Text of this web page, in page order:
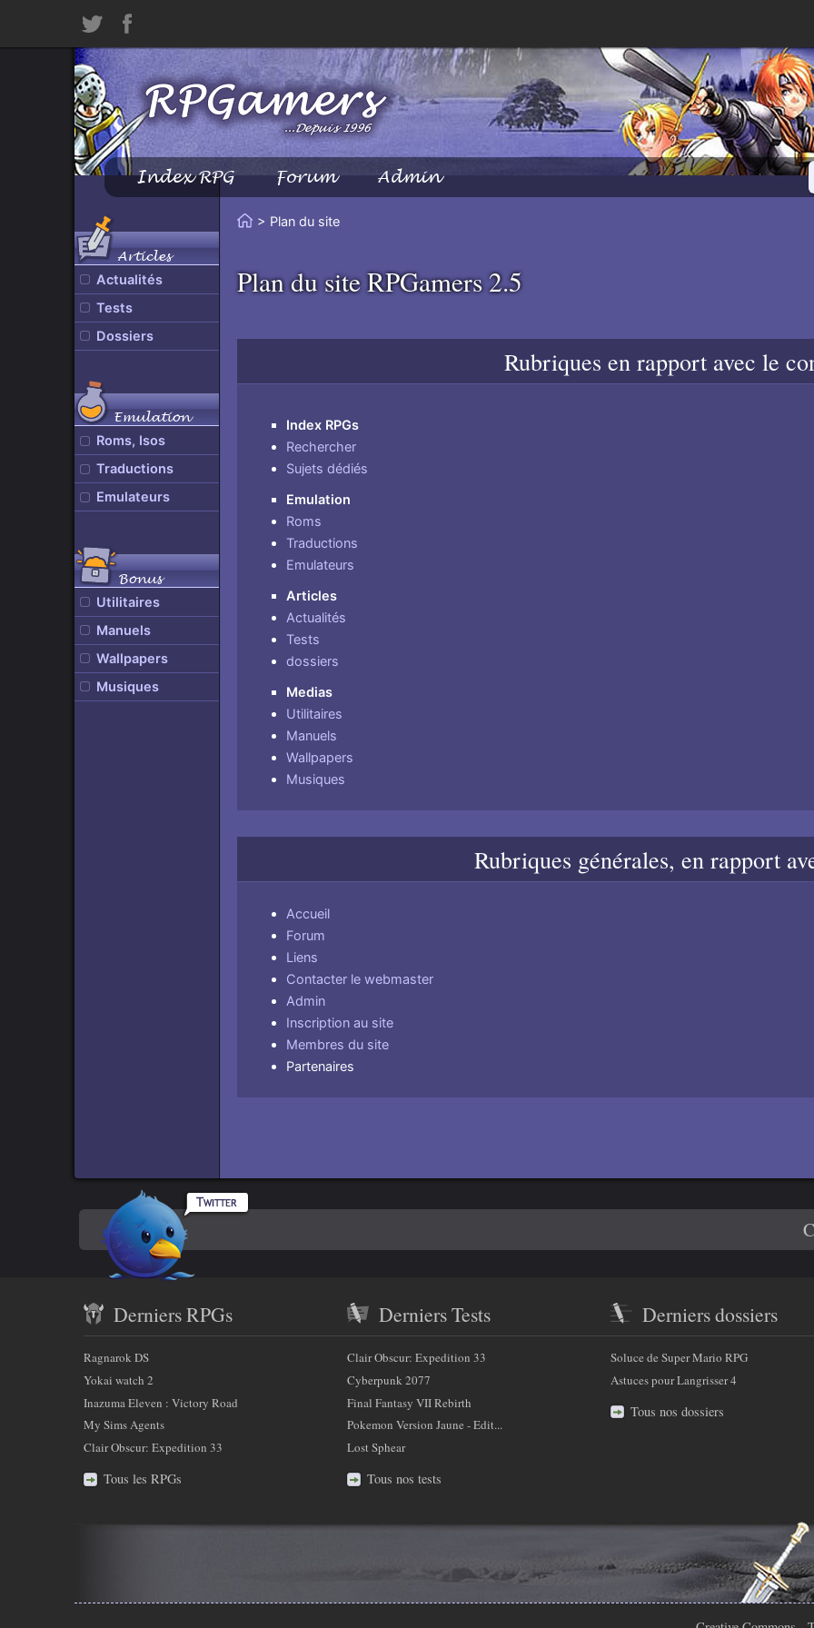
Twitter
Facebook
Index RPG Forum Admin
Menu
Principal
Articles
Actualités
Tests
Dossiers
Emulation
Roms, Isos
Traductions
Emulateurs
Bonus
Utilitaires
Manuels
Wallpapers
Musiques
Vous
:
Accueil
> Plan du site
Plan du site RPGamers 2.5
Rubriques en rapport avec le
Index RPGs
Rechercher
Sujets dédiés
Emulation
Roms
Traductions
Emulateurs
Articles
Actualités
Tests
dossiers
Medias
Utilitaires
Manuels
Wallpapers
Musiques
Rubriques générales, en rapport
Accueil
Forum
Liens
Contacter le webmaster
Admin
Inscription au site
Membres du site
Partenaires
En
savoir
plus
sur
nous
Rpgamers
sur
Twitter
récent
et
partenaires
Derniers RPGs
Ragnarok DS
Yokai watch 2
Inazuma Eleven : Victory Road
My Sims Agents
Clair Obscur: Expedition 33
Tous les RPGs
Derniers Tests
Clair Obscur: Expedition 33
Cyberpunk 2077
Final Fantasy VII Rebirth
Pokemon Version Jaune - Edit...
Lost Sphear
Tous nos tests
Derniers dossiers
Soluce de Super Mario RPG
Astuces pour Langrisser 4
Tous nos dossiers